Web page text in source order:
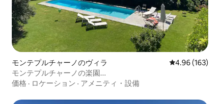
モンテプルチャーノのヴィラ レビュー163
4.96 (163)
モンテプルチャーノの楽園...
価格 · ロケーション · アメニティ・設備